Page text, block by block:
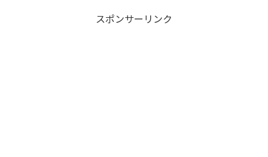
スポンサーリンク